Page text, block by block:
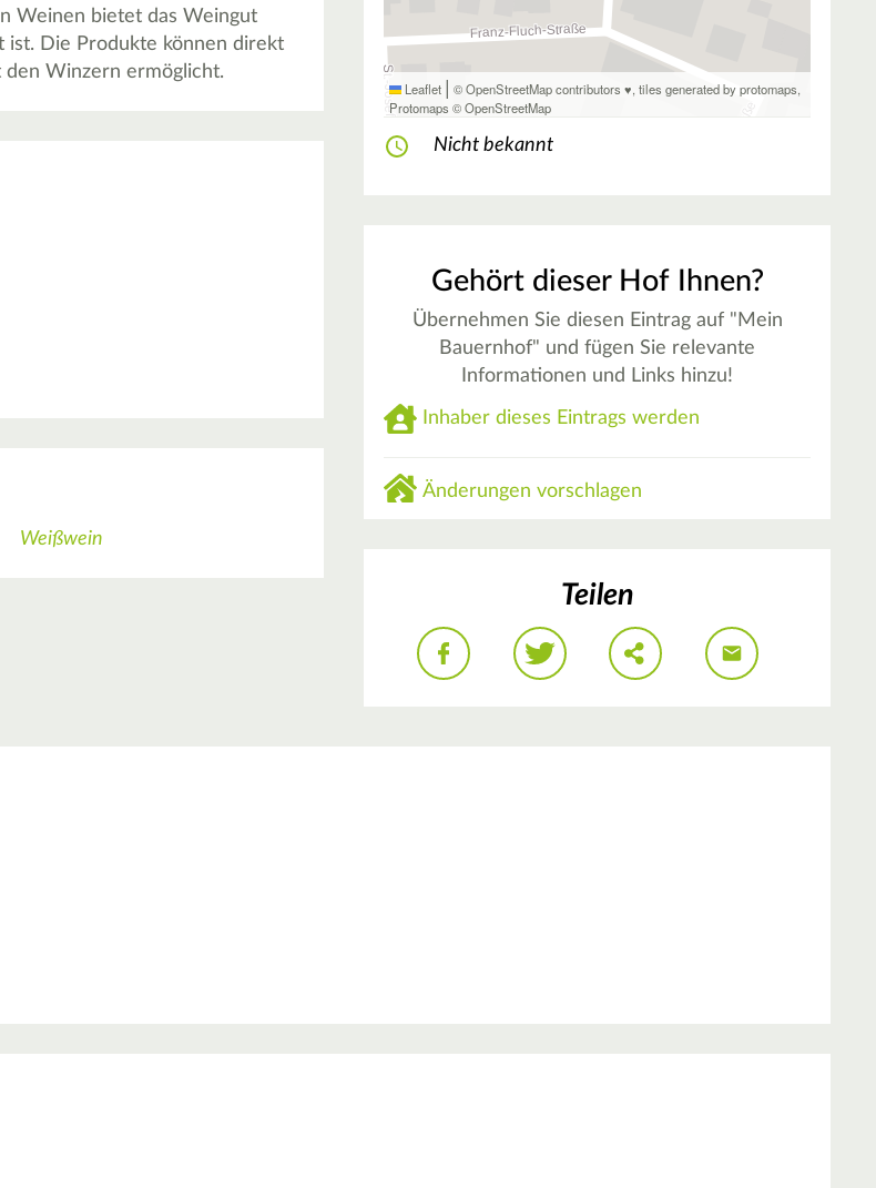
Weinen bietet das Weingut
ist. Die Produkte können direkt
Winzern ermöglicht.
Weißwein
Leaflet | © OpenStreetMap contributors ♥,tiles generated by protomaps
Protomaps ©OpenStreetMap
Nicht bekannt
Gehört dieser Hof Ihnen?
Übernehmen Sie diesen Eintrag auf "Mein
Bauernhof" und fügen Sie relevante
Informationen und Links hinzu!
Inhaber dieses Eintrags werden
Änderungen vorschlagen
Teilen